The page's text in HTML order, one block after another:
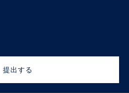
提出する